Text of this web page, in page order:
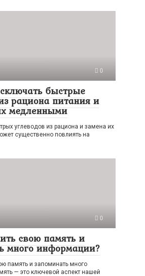
0
быстрые
рациона питания и
медленными
углеводов из рациона и замена их
существенно повлиять на
0
свою память и
много информации?
память и запоминать много
— это ключевой аспект нашей